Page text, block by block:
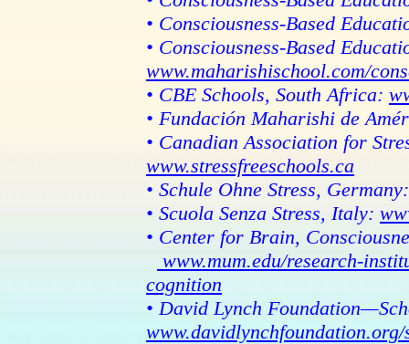
• Consciousness-Based
• Consciousness-Based
www.maharishischool.com/
• CBE Schools, South Africa:
• Fundación Maharishi de
• Canadian Association for
www.stressfreeschools.ca
• Schule Ohne Stress,
• Scuola Senza Stress, Italy:
• Center for Brain,
www.mum.edu/research-
cognition
• David Lynch
www.davidlynchfoundation.org/